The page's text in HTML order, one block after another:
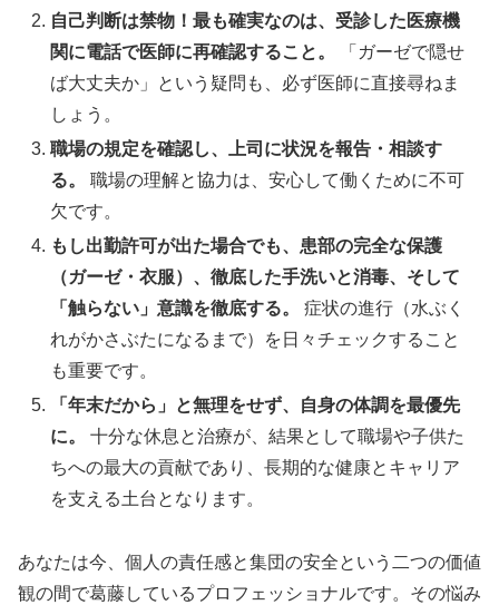
自己判断は禁物！最も確実なのは、受診した医療機
関に電話で医師に再確認すること。
「ガーゼで隠せ
ば大丈夫か」という疑問も、必ず医師に直接尋ねま
しょう。
職場の規定を確認し、上司に状況を報告・相談す
る。
職場の理解と協力は、安心して働くために不可
欠です。
もし出勤許可が出た場合でも、患部の完全な保護
（ガーゼ・衣服）、徹底した手洗いと消毒、そして
「触らない」意識を徹底する。
症状の進行（水ぶく
れがかさぶたになるまで）を日々チェックすること
も重要です。
「年末だから」と無理をせず、自身の体調を最優先
に。
十分な休息と治療が、結果として職場や子供た
ちへの最大の貢献であり、長期的な健康とキャリア
を支える土台となります。
あなたは今、個人の責任感と集団の安全という二つの価値
観の間で葛藤しているプロフェッショナルです。その悩み